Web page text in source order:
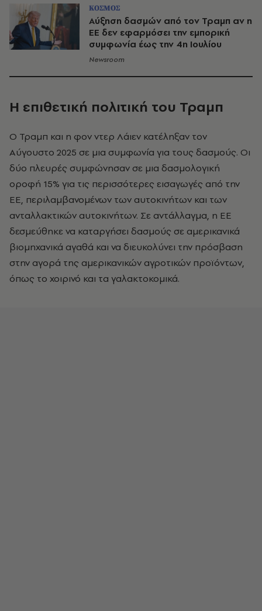
ΚΟΣΜΟΣ
Αύξηση δασμών από τον Τραμπ αν η
ΕΕ δεν εφαρμόσει την εμπορική
συμφωνία έως την 4η Ιουλίου
Newsroom
Η επιθετική πολιτική του Τραμπ
Ο Τραμπ και η φον ντερ Λάιεν κατέληξαν τον
Αύγουστο 2025 σε μια συμφωνία για τους δασμούς. Οι
δύο πλευρές συμφώνησαν σε μια δασμολογική
οροφή 15% για τις περισσότερες εισαγωγές από την
ΕΕ, περιλαμβανομένων των αυτοκινήτων και των
ανταλλακτικών αυτοκινήτων. Σε αντάλλαγμα, η ΕΕ
δεσμεύθηκε να καταργήσει δασμούς σε αμερικανικά
βιομηχανικά αγαθά και να διευκολύνει την πρόσβαση
στην αγορά της αμερικανικών αγροτικών προϊόντων,
όπως το χοιρινό και τα γαλακτοκομικά.